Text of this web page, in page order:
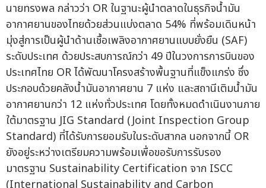
นายทรงพล กล่าวว่า OR ในฐานะผู้นำตลาดในธุรกิจน้ำมัน
อากาศยานของไทยด้วยส่วนแบ่งตลาด 54% ที่พร้อมเดินหน้า
มุ่งสู่การเป็นผู้นำด้านเชื้อเพลิงอากาศยานแบบยั่งยืน (SAF)
ระดับประเทศ ด้วยประสบการณ์กว่า 49 ปีในวงการการบินของ
ประเทศไทย OR ได้พัฒนาโครงสร้างพื้นฐานที่แข็งแกร่ง ซึ่ง
ประกอบด้วยคลังน้ำมันอากาศยาน 7 แห่ง และสถานีเติมน้ำมัน
อากาศยานกว่า 12 แห่งทั่วประเทศ โดยทั้งหมดดำเนินงานภาย
ใต้มาตรฐาน JIG Standard (Joint Inspection Group
Standard) ที่ได้รับการยอมรับในระดับสากล นอกจากนี้ OR
ยังอยู่ระหว่างเตรียมความพร้อมเพื่อขอรับการรับรอง
มาตรฐาน Sustainability Certification จาก ISCC